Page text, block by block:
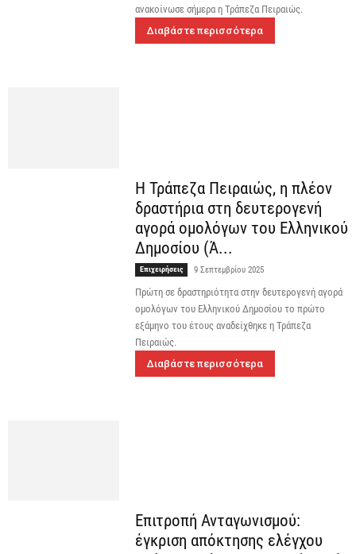
ανακοίνωσε σήμερα η Τράπεζα Πειραιώς.
Διαβάστε περισσότερα
Η Τράπεζα Πειραιώς, η πλέον
δραστήρια στη δευτερογενή
αγορά ομολόγων του Ελληνικού
Δημοσίου (Ά...
Επιχειρήσεις 9 Σεπτεμβρίου 2025
Πρώτη σε δραστηριότητα στην δευτερογενή αγορά
ομολόγων του Ελληνικού Δημοσίου το πρώτο
εξάμηνο του έτους αναδείχθηκε η Τράπεζα
Πειραιώς.
Διαβάστε περισσότερα
Επιτροπή Ανταγωνισμού:
έγκριση απόκτησης ελέγχου